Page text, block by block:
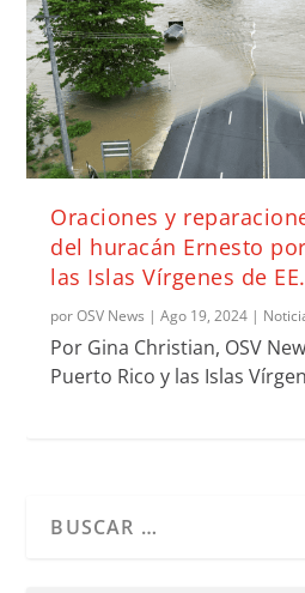
Oraciones y
del huracán Ernesto
las Islas Vírgenes de
porOSV News |Ago 19, 2024 |
Por Gina Christian, OSV
Puerto Rico y las Islas